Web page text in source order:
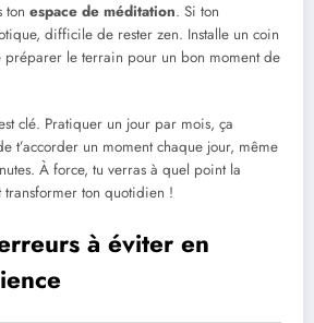
ton espace de méditation. Si ton
difficile de rester zen. Installe un coin
préparer le terrain pour un bon moment de
clé. Pratiquer un jour par mois, ça
t’accorder un moment chaque jour, même
À force, tu verras à quel point la
transformer ton quotidien !
à éviter en